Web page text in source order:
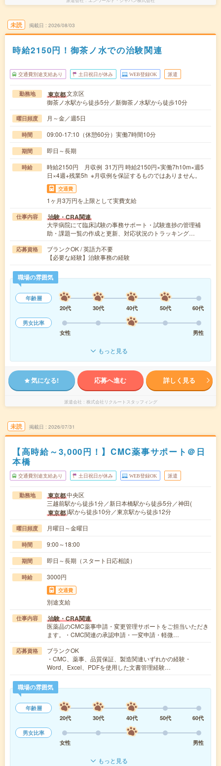
未読 掲載日 2026/08/03
時給2150円！御茶ノ水での治験関連
交通費別途支給あり 土日祝日が休み WEB登録OK 派遣
勤務地 東京都文京区
御茶ノ水駅から徒歩5分／新御茶ノ水駅から徒歩10分
曜日頻度 月～金／週5日
時間 09:00-17:10（休憩60分）実働7時間10分
期間 即日～長期
時給
時給2150円 月収例 31万円 時給2150円×実働7h10m×週5
日×4週+残業5h ※月収例を保証するものではありません。
交通費
1ヶ月3万円を上限として実費支給
仕事内容 治験・CRA関連
大学病院にて臨床試験の事務サポート・試験進捗の管理補
助・課題一覧の作成と更新、対応状況のトラッキング…
応募資格
ブランクOK / 英語力不要
【必要な経験】治験事務の経験
職場の雰囲気
年齢層
20代
30代 40代 50代
60代
男女比率
女性
男性
もっと見る
気になる! 応募へ進む 詳しく見る
派遣会社 株式会社リクルートスタッフィング
未読 掲載日 2026/07/31
【高時給～3,000円！】CMC薬事サポート＠日
本橋
交通費別途支給あり 土日祝日が休み WEB登録OK 派遣
勤務地 東京都中央区
三越前駅から徒歩1分／新日本橋駅から徒歩5分／神田(
東京都)駅から徒歩10分／東京駅から徒歩12分
曜日頻度 月曜日～金曜日
時間 9:00～18:00
期間 即日～長期（スタート日応相談）
時給 3000円
交通費
別途支給
仕事内容 治験・CRA関連
医薬品のCMC薬事申請・変更管理サポートをご担当いただき
ます。・CMC関連の承認申請・一変申請・軽微…
応募資格
ブランクOK
・CMC、薬事、品質保証、製造関連いずれかの経験・
Word、Excel、PDFを使用した文書管理経験…
職場の雰囲気
年齢層
20代
30代 40代 50代
60代
男女比率
女性
男性
もっと見る